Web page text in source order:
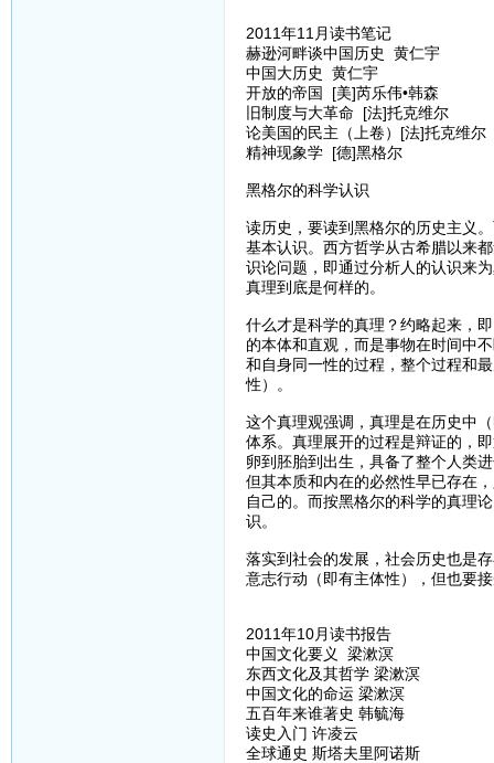
2011年11月读书笔记
赫逊河畔谈中国历史 黄仁宇
中国大历史 黄仁宇
开放的帝国 [美]芮乐伟•韩森
旧制度与大革命 [法]托克维尔
论美国的民主（上卷）[法]托克维尔
精神现象学 [德]黑格尔
黑格尔的科学认识
读历史，要读到黑格尔的历史主义
基本认识。西方哲学从古希腊以来
识论问题，即通过分析人的认识来
真理到底是何样的。
什么才是科学的真理？约略起来，
的本体和直观，而是事物在时间中
和自身同一性的过程，整个过程和
性）。
这个真理观强调，真理是在历史中
体系。真理展开的过程是辩证的，
卵到胚胎到出生，具备了整个人类
但其本质和内在的必然性早已存在
自己的。而按黑格尔的科学的真理
识。
落实到社会的发展，社会历史也是
意志行动（即有主体性），但也要
2011年10月读书报告
中国文化要义 梁漱溟
东西文化及其哲学 梁漱溟
中国文化的命运 梁漱溟
五百年来谁著史 韩毓海
读史入门 许凌云
全球通史 斯塔夫里阿诺斯